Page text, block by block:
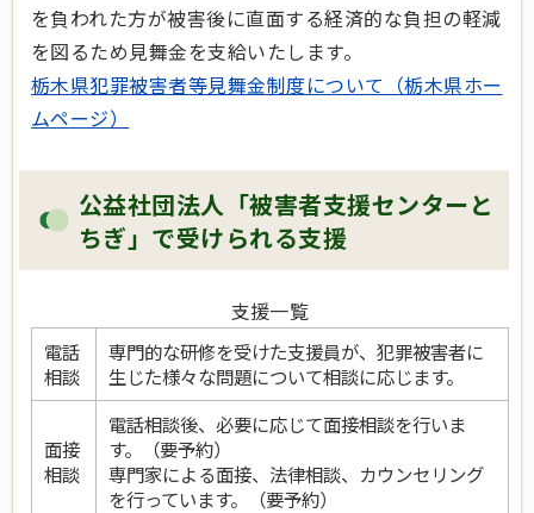
を負われた方が被害後に直面する経済的な負担の軽減
を図るため見舞金を支給いたします。
栃木県犯罪被害者等見舞金制度について（栃木県ホー
ムページ）
公益社団法人「被害者支援センターと
ちぎ」で受けられる支援
支援一覧
電話
相談
専門的な研修を受けた支援員が、犯罪被害者に
生じた様々な問題について相談に応じます。
面接
相談
電話相談後、必要に応じて面接相談を行いま
す。（要予約）
専門家による面接、法律相談、カウンセリング
を行っています。（要予約）